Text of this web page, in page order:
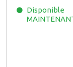
Disponible